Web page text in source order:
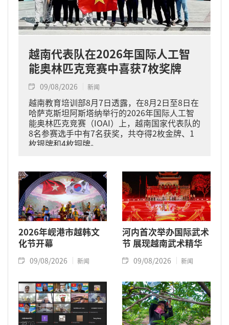
越南代表队在2026年国际人工智
能奥林匹克竞赛中喜获7枚奖牌
09/08/2026 新闻
越南教育培训部8月7日透露，在8月2日至8日在
哈萨克斯坦阿斯塔纳举行的2026年国际人工智
能奥林匹克竞赛（IOAI）上，越南国家代表队的
8名参赛选手中有7名获奖，共夺得2枚金牌、1
枚银牌和4枚铜牌。
2026年岘港市越韩文
化节开幕
09/08/2026 新闻
河内首次举办国际武术
节 展现越南武术精华
09/08/2026 新闻